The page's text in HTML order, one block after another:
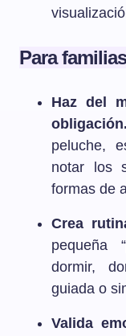
Para
Haz del
obligación.
peluche,
notar los
formas de
Crea
pequeña
dormir,
guiada o
Valida